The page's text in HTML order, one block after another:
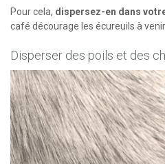
Pour cela, dispersez-en dans
café décourage les écureuils à
Disperser des poils et des